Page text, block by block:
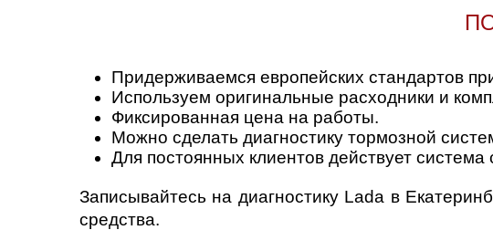
Придерживаемся европейских стандартов
Используем оригинальные расходники и
Фиксированная цена на работы.
Можно сделать диагностику тормозной
Для постоянных клиентов действует система
Записывайтесь на диагностику Lada в
средства.